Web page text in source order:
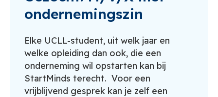
ondernemingszin
Elke UCLL-student, uit welk jaar en
welke opleiding dan ook, die een
onderneming wil opstarten kan bij
StartMinds terecht. Voor een
vrijblijvend gesprek kan je zelf een